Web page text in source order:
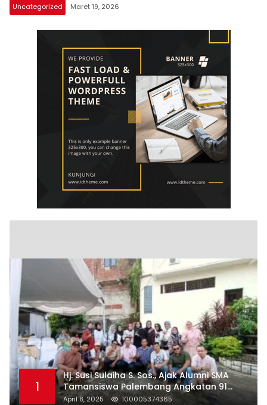
Uncategorized Maret 19, 2026
1
Hj. Susi Sulaiha S. Sos., Ajak Alumni SMA
Tamansiswa Palembang Angkatan 91
Halal Bihalal
April 8, 2025 100005374365